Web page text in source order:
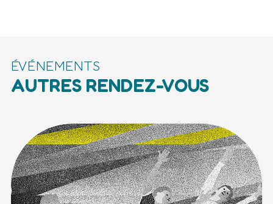
ÉVÉNEMENTS
AUTRES RENDEZ-VOUS